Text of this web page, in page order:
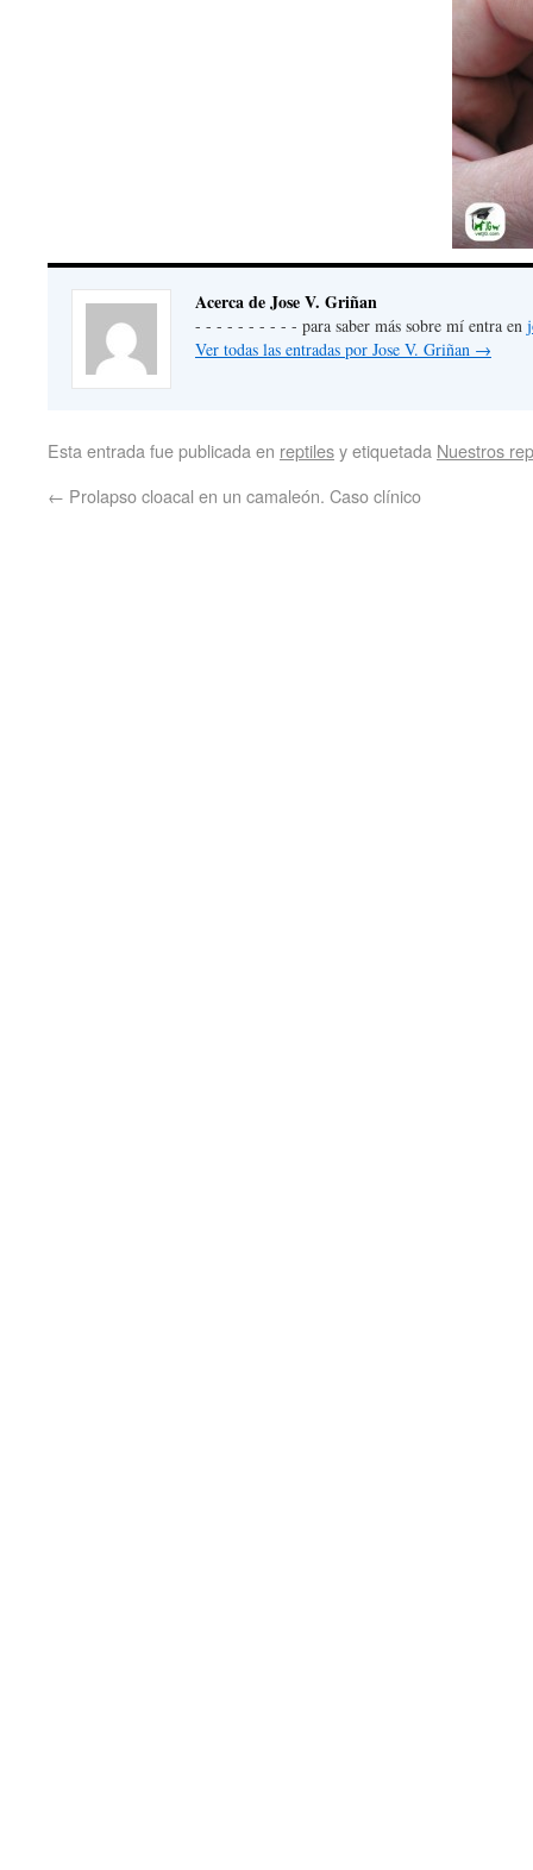
Acerca de Jose V. Griñan
- - - - - - - - - - para saber más sobre mí entra en
Ver todas las entradas por Jose V. Griñan →
Esta entrada fue publicada en reptilesy etiquetada Nuestros
← Prolapso cloacal en un camaleón. Caso clínico